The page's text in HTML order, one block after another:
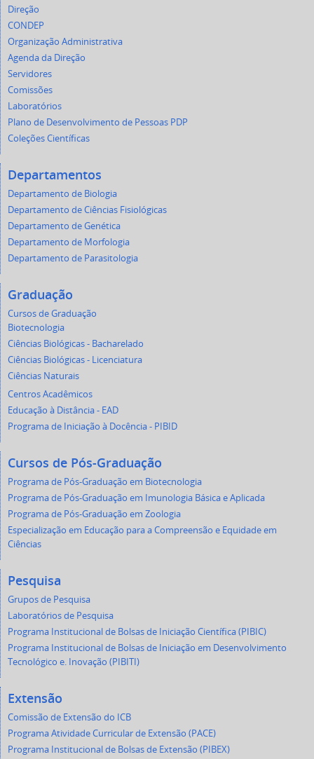
Direção
CONDEP
Organização Administrativa
Agenda da Direção
Servidores
Comissões
Laboratórios
Plano de Desenvolvimento de Pessoas PDP
Coleções Científicas
Departamentos
Departamento de Biologia
Departamento de Ciências Fisiológicas
Departamento de Genética
Departamento de Morfologia
Departamento de Parasitologia
Graduação
Cursos de Graduação
Biotecnologia
Ciências Biológicas - Bacharelado
Ciências Biológicas - Licenciatura
Ciências Naturais
Centros Acadêmicos
Educação à Distância - EAD
Programa de Iniciação à Docência - PIBID
Cursos de Pós-Graduação
Programa de Pós-Graduação em Biotecnologia
Programa de Pós-Graduação em Imunologia Básica e Aplicada
Programa de Pós-Graduação em Zoologia
Especialização em Educação para a Compreensão e Equidade em
Ciências
Pesquisa
Grupos de Pesquisa
Laboratórios de Pesquisa
Programa Institucional de Bolsas de Iniciação Científica (PIBIC)
Programa Institucional de Bolsas de Iniciação em Desenvolvimento
Tecnológico e. Inovação (PIBITI)
Extensão
Comissão de Extensão do ICB
Programa Atividade Curricular de Extensão (PACE)
Programa Institucional de Bolsas de Extensão (PIBEX)